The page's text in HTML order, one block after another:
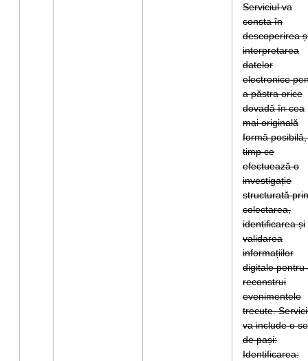
Serviciul va
consta în
descoperirea
interpretarea
datelor
electronice
a păstra orice
dovadă în cea
mai originală
formă
timp ce
efectuează o
investigație
structurată prin
colectarea,
identificarea și
validarea
informațiilor
digitale pentru
reconstrui
evenimentele
trecute.
va include o
de pași:
Identificarea: